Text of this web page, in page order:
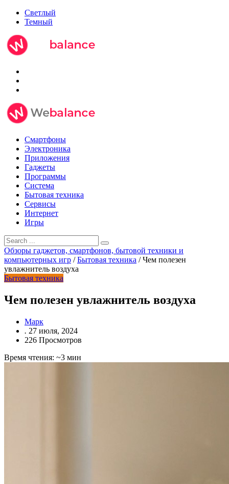
Светлый
Темный
Смартфоны
Электроника
Приложения
Гаджеты
Программы
Система
Бытовая техника
Сервисы
Интернет
Игры
Обзоры гаджетов, смартфонов, бытовой техники и
компьютерных игр /Бытовая техника /Чем полезен
увлажнитель воздуха
Бытовая техника
Чем полезен увлажнитель воздуха
Марк
. 27 июля, 2024
226 Просмотров
Время чтения: ~3 мин